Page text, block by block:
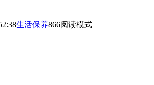
生活保养866阅读模式